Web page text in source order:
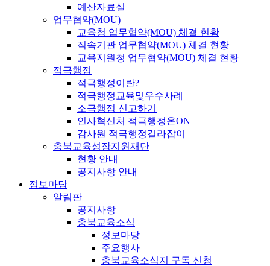
예산자료실
업무협약(MOU)
교육청 업무협약(MOU) 체결 현황
직속기관 업무협약(MOU) 체결 현황
교육지원청 업무협약(MOU) 체결 현황
적극행정
적극행정이란?
적극행정교육및우수사례
소극행정 신고하기
인사혁신처 적극행정온ON
감사원 적극행정길라잡이
충북교육성장지원재단
현황 안내
공지사항 안내
정보마당
알림판
공지사항
충북교육소식
정보마당
주요행사
충북교육소식지 구독 신청